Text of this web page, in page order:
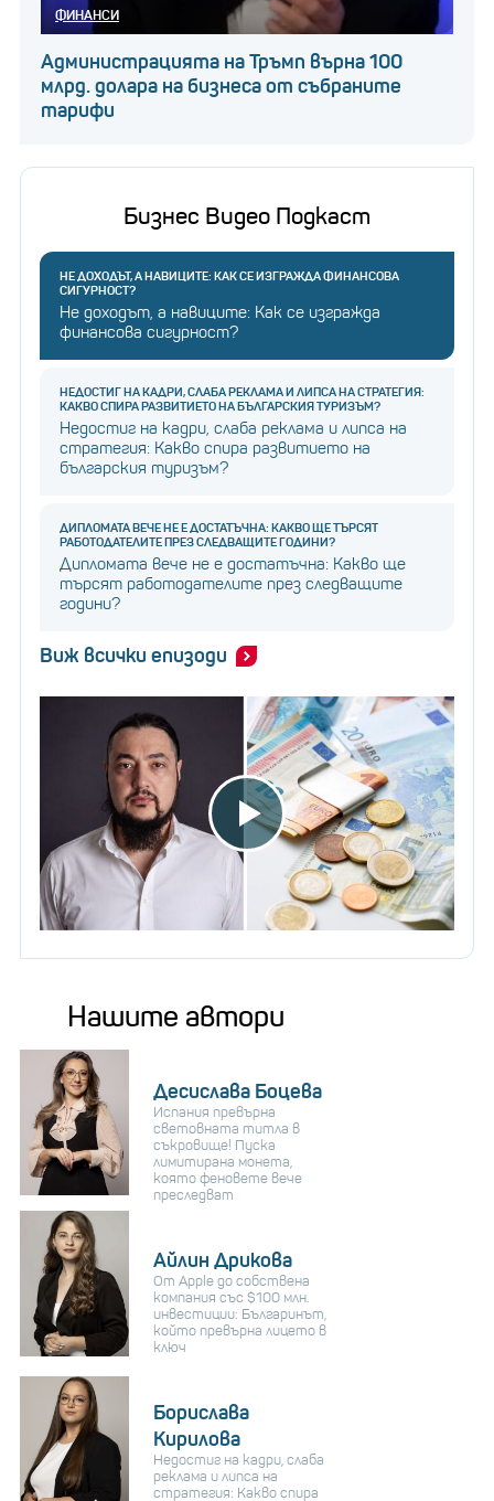
ФИНАНСИ
Администрацията на Тръмп върна 100
млрд. долара на бизнеса от събраните
тарифи
Бизнес Видео Подкаст
НЕ ДОХОДЪТ, А НАВИЦИТЕ: КАК СЕ ИЗГРАЖДА ФИНАНСОВА
СИГУРНОСТ?
Не доходът, а навиците: Как се изгражда
финансова сигурност?
НЕДОСТИГ НА КАДРИ, СЛАБА РЕКЛАМА И ЛИПСА НА СТРАТЕГИЯ:
КАКВО СПИРА РАЗВИТИЕТО НА БЪЛГАРСКИЯ ТУРИЗЪМ?
Недостиг на кадри, слаба реклама и липса на
стратегия: Какво спира развитието на
българския туризъм?
ДИПЛОМАТА ВЕЧЕ НЕ Е ДОСТАТЪЧНА: КАКВО ЩЕ ТЪРСЯТ
РАБОТОДАТЕЛИТЕ ПРЕЗ СЛЕДВАЩИТЕ ГОДИНИ?
Дипломата вече не е достатъчна: Какво ще
търсят работодателите през следващите
години?
Виж всички епизоди
Нашите автори
Десислава Боцева
Испания превърна
световната титла в
съкровище! Пуска
лимитирана монета,
която феновете вече
преследват
Айлин Дрикова
От Apple до собствена
компания със $100 млн.
инвестиции: Българинът,
който превърна лицето в
ключ
Борислава
Кирилова
Недостиг на кадри, слаба
реклама и липса на
стратегия: Какво спира